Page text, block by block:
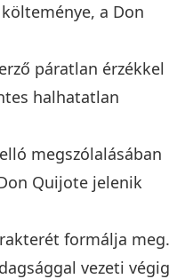
a Don
páratlan érzékkel
halhatatlan
megszólalásában
Quijote jelenik
formálja meg.
vezeti végig